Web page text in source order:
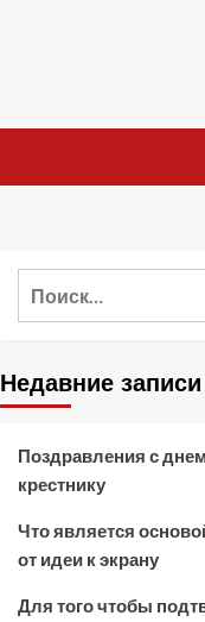
Недавние записи
Поздравления с
крестнику
Что является
от идеи к экрану
Для того чтобы